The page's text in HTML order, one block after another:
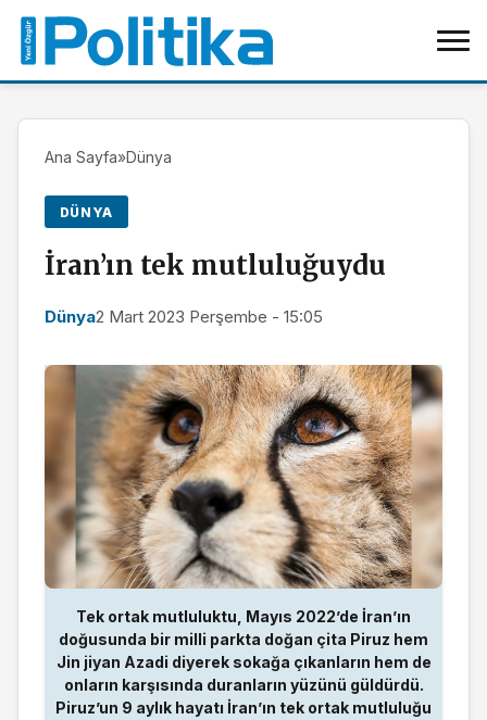
Ana Sayfa»Dünya
DÜNYA
İran’ın tek mutluluğuydu
Dünya2 Mart 2023 Perşembe - 15:05
Tek ortak mutluluktu, Mayıs 2022’de İran’ın
doğusunda bir milli parkta doğan çita Piruz hem
Jin jiyan Azadi diyerek sokağa çıkanların hem de
onların karşısında duranların yüzünü güldürdü.
Piruz’un 9 aylık hayatı İran’ın tek ortak mutluluğu